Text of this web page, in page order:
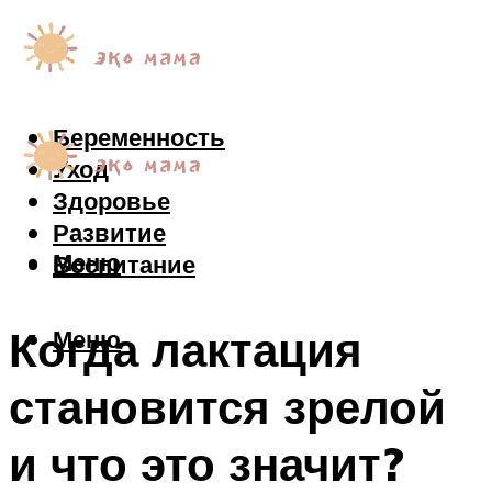
Беременность
Уход
Здоровье
Развитие
Воспитание
Меню
Меню
Когда лактация
становится зрелой
и что это значит?